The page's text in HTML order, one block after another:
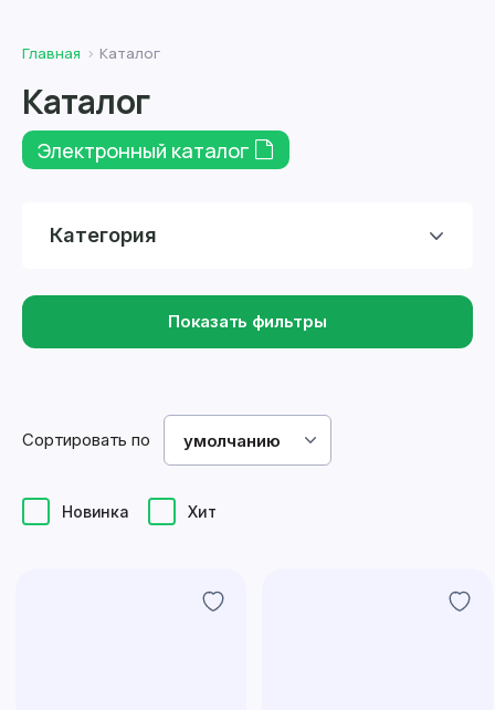
Главная Каталог
Каталог
Электронный каталог
Категория
Показать фильтры
Новинка Хит
Сортировать по умолчанию